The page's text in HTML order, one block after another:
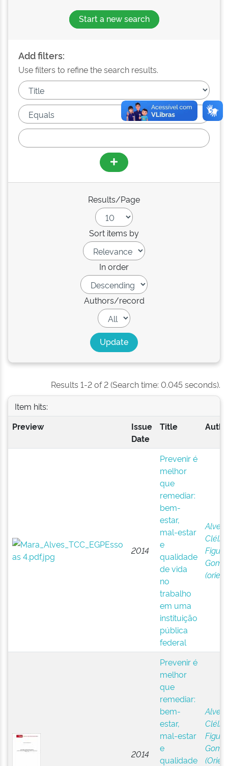
Start a new search
Add filters:
Use filters to refine the search results.
Results/Page
Sort items by
In order
Authors/record
Results 1-2 of 2 (Search time: 0.045 seconds).
Item hits:
Preview
Issue
Date
Title
2014
Prevenir é
melhor
que
remediar:
bem-
estar,
mal-estar
e
qualidade
de vida
no
trabalho
em uma
instituição
pública
federal
Clélia
2014
Prevenir é
melhor
que
remediar:
bem-
estar,
mal-estar
e
qualidade
Clélia